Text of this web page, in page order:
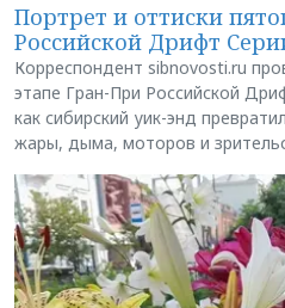
Портрет и оттиски
Российской Дрифт
Корреспондент sibnovosti.ru
этапе Гран-При Российской
как сибирский уик-энд
жары, дыма, моторов и